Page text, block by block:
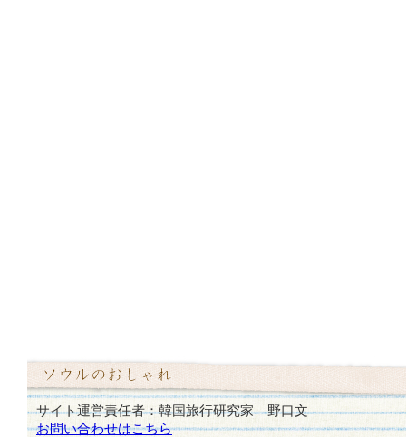
サイト運営責任者：韓国旅行研究家 野口文
お問い合わせはこちら